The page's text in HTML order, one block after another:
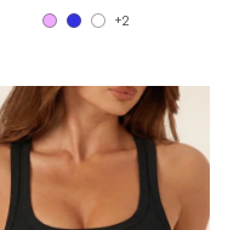
+2